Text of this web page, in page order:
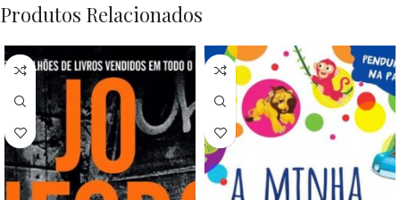
Produtos Relacionados